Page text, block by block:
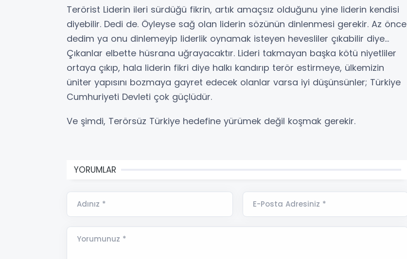
Terörist Liderin ileri sürdüğü fikrin, artık amaçsız olduğunu yine liderin kendisi
diyebilir. Dedi de. Öyleyse sağ olan liderin sözünün dinlenmesi gerekir. Az önce
dedim ya onu dinlemeyip liderlik oynamak isteyen hevesliler çıkabilir diye…
Çıkanlar elbette hüsrana uğrayacaktır. Lideri takmayan başka kötü niyetliler
ortaya çıkıp, hala liderin fikri diye halkı kandırıp terör estirmeye, ülkemizin
üniter yapısını bozmaya gayret edecek olanlar varsa iyi düşünsünler; Türkiye
Cumhuriyeti Devleti çok güçlüdür.
Ve şimdi, Terörsüz Türkiye hedefine yürümek değil koşmak gerekir.
YORUMLAR
Adınız * E-Posta Adresiniz *
Yorumunuz *